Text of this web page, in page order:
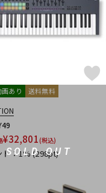
SOLD OUT
画あり 送料無料
¥32,801(税込)
ト：1%(298pt)